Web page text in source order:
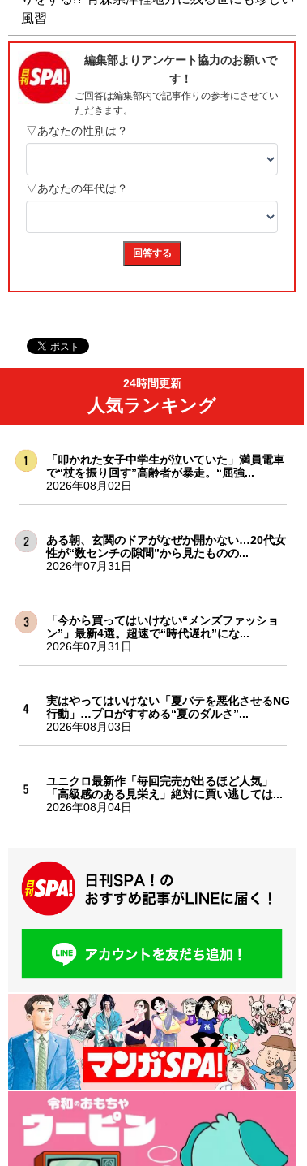
風習
24時間更新
人気ランキング
「叩かれた女子中学生が泣いていた」満員電車
で“杖を振り回す”高齢者が暴走。“屈強...
2026年08月02日
ある朝、玄関のドアがなぜか開かない…20代女
性が“数センチの隙間”から見たものの...
2026年07月31日
「今から買ってはいけない“メンズファッショ
ン”」最新4選。超速で“時代遅れ”にな...
2026年07月31日
実はやってはいけない「夏バテを悪化させるNG
行動」…プロがすすめる“夏のダルさ”...
2026年08月03日
ユニクロ最新作「毎回完売が出るほど人気」
「高級感のある見栄え」絶対に買い逃しては...
2026年08月04日